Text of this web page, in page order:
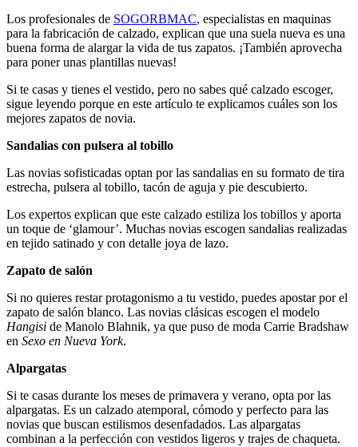
Los profesionales de SOGORBMAC, especialistas en maquinas
para la fabricación de calzado, explican que una suela nueva es una
buena forma de alargar la vida de tus zapatos. ¡También aprovecha
para poner unas plantillas nuevas!
Si te casas y tienes el vestido, pero no sabes qué calzado escoger,
sigue leyendo porque en este artículo te explicamos cuáles son los
mejores zapatos de novia.
Sandalias con pulsera al tobillo
Las novias sofisticadas optan por las sandalias en su formato de tira
estrecha, pulsera al tobillo, tacón de aguja y pie descubierto.
Los expertos explican que este calzado estiliza los tobillos y aporta
un toque de ‘glamour’. Muchas novias escogen sandalias realizadas
en tejido satinado y con detalle joya de lazo.
Zapato de salón
Si no quieres restar protagonismo a tu vestido, puedes apostar por el
zapato de salón blanco. Las novias clásicas escogen el modelo
Hangisi de Manolo Blahnik, ya que puso de moda Carrie Bradshaw
en Sexo en Nueva York.
Alpargatas
Si te casas durante los meses de primavera y verano, opta por las
alpargatas. Es un calzado atemporal, cómodo y perfecto para las
novias que buscan estilismos desenfadados. Las alpargatas
combinan a la perfección con vestidos ligeros y trajes de chaqueta.